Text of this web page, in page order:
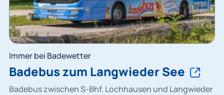
Immer bei Badewetter
Badebus zum Langwieder See
Badebus zwischen S-Bhf. Lochhausen und Langwieder